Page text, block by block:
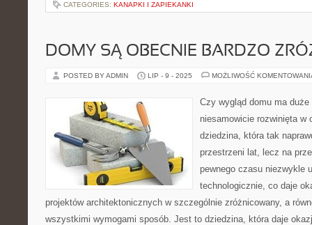
CATEGORIES: KANAPKI I ZAPIEKANKI
DOMY SĄ OBECNIE BARDZO
POSTED BY ADMIN LIP - 9 - 2025 MOŻLIWOŚĆ
Czy wygląd domu ma
niesamowicie rozwinięta w
dziedzina, która tak
przestrzeni lat, lecz na
pewnego czasu niezwykle
technologicznie, co daje
projektów architektonicznych w szczególnie zróżnicowany, a
wszystkimi wymogami sposób. Jest to dziedzina, która daje